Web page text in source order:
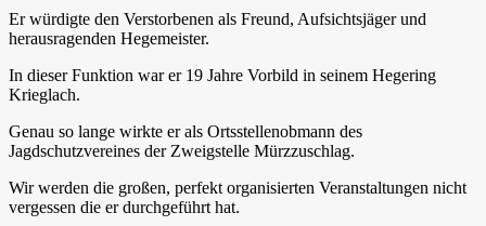
Er würdigte den Verstorbenen als Freund, Aufsichtsjäger und
herausragenden Hegemeister.
In dieser Funktion war er 19 Jahre Vorbild in seinem Hegering
Krieglach.
Genau so lange wirkte er als Ortsstellenobmann des
Jagdschutzvereines der Zweigstelle Mürzzuschlag.
Wir werden die großen, perfekt organisierten Veranstaltungen nicht
vergessen die er durchgeführt hat.